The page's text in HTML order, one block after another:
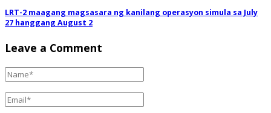
LRT-2 maagang magsasara ng kanilang operasyon simula sa July
27 hanggang August 2
Leave a Comment